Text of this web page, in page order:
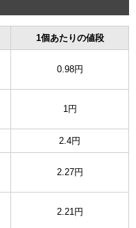
1個あたりの値段
0.98円
1円
2.4円
2.27円
2.21円